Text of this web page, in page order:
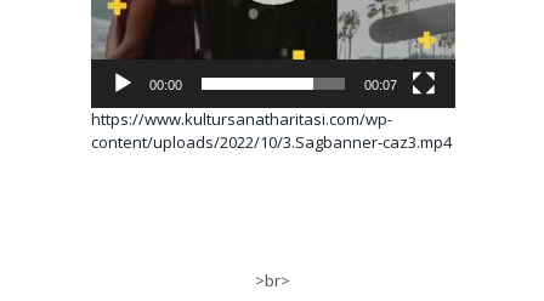
00:00 00:07
https://www.kultursanatharitasi.com/wp-
content/uploads/2022/10/3.Sagbanner-caz3.mp4
>br>